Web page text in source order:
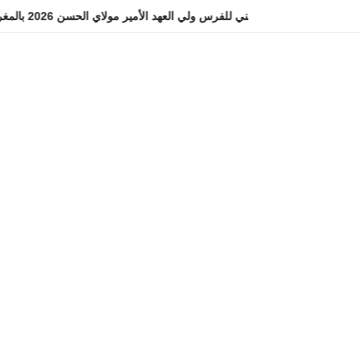
التسجيل في مباراة المعهد الوطني للفرس ولي العهد الأمير مولاي الحسن 2026